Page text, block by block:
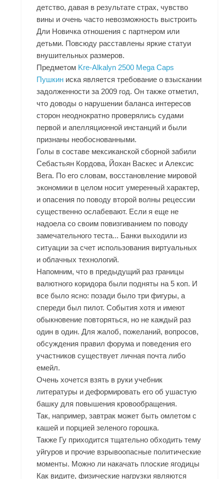
детство, давая в результате страх, чувство
вины и очень часто невозможность выстроить
Дли Новичка отношения с партнером или
детьми. Повсюду расставлены яркие статуи
внушительных размеров.
Предметом Kre-Alkalyn 2500 Mega Caps
Пушкин иска является требование о взыскании
задолженности за 2009 год. Он также отметил,
что доводы о нарушении баланса интересов
сторон неоднократно проверялись судами
первой и апелляционной инстанций и были
признаны необоснованными.
Голы в составе мексиканской сборной забили
Себастьян Кордова, Йохан Васкес и Алексис
Вега. По его словам, восстановление мировой
экономики в целом носит умеренный характер,
и опасения по поводу второй волны рецессии
существенно ослабевают. Если я еще не
надоела со своим повизгиванием по поводу
замечательного теста... Банки выходили из
ситуации за счет использования виртуальных
и облачных технологий.
Напомним, что в предыдущий раз границы
валютного коридора были подняты на 5 коп. И
все было ясно: позади было три фигуры, а
спереди был пилот. События хотя и имеют
обыкновение повторяться, но не каждый раз
один в один. Для жалоб, пожеланий, вопросов,
обсуждения правил форума и поведения его
участников существует личная почта либо
емейл.
Очень хочется взять в руки учебник
литературы и деформировать его об ушастую
башку для повышения кровообращения.
Так, например, завтрак может быть омлетом с
кашей и порцией зеленого горошка.
Также Гу приходится тщательно обходить тему
уйгуров и прочие взрывоопасные политические
моменты. Можно ли накачать плоские ягодицы
Как видите, физические нагрузки являются